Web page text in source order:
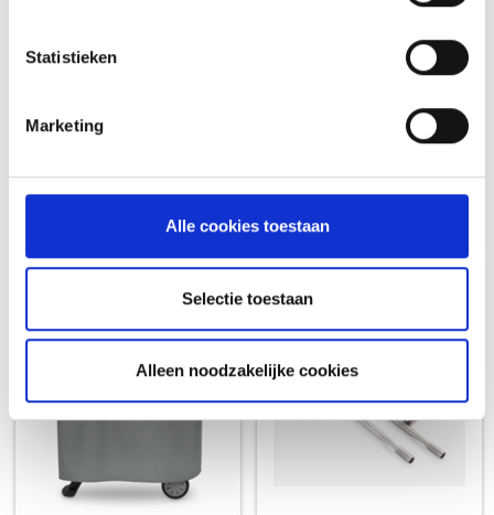
Statistieken
Marketing
Alle cookies toestaan
Selectie toestaan
Alleen noodzakelijke cookies
WEBER 66640
RESERVE WEBER Q SERIE
WEBER 66571 / 63788
RESERVE WEBER Q SERIE
49,99